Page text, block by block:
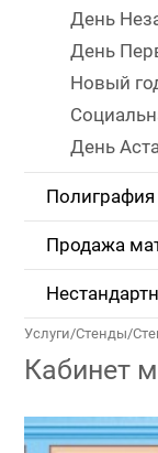
День
День
Новый
День
Полиграфия
Продажа
Услуги/Стенды/
Кабинет